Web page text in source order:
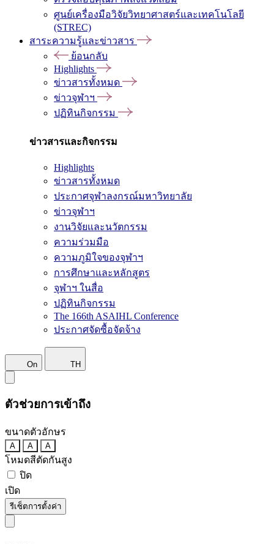
ศูนย์เครื่องมือวิจัยวิทยาศาสตร์และเทคโนโลยี
(STREC)
สาระความรู้และข่าวสาร
ย้อนกลับ
Highlights
ข่าวสารทั้งหมด
ข่าวจุฬาฯ
ปฏิทินกิจกรรม
ข่าวสารและกิจกรรม
Highlights
ข่าวสารทั้งหมด
ประกาศจุฬาลงกรณ์มหาวิทยาลัย
ข่าวจุฬาฯ
งานวิจัยและนวัตกรรม
ความร่วมมือ
ความภูมิใจของจุฬาฯ
การศึกษาและหลักสูตร
จุฬาฯ ในสื่อ
ปฏิทินกิจกรรม
The 166th ASAIHL Conference
ประกาศจัดซื้อจัดจ้าง
On TH
ตัวช่วยการเข้าถึง
ขนาดตัวอักษร
A A A
โหมดสีตัดกันสูง
ปิด
เปิด
รีเซ็ตการตั้งค่า